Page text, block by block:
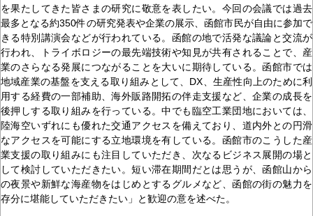
を果たしてきた皆さまの研究に敬意を表したい。今回の会議では過去
最多となる約350件の研究発表や企業の展示、函館市民が自由に参加で
きる特別講演会などが行われている。函館の地で活発な議論と交流が
行われ、トライボロジーの最先端技術や知見が共有されることで、産
業のさらなる発展につながることを大いに期待している。函館市では
地域産業の基盤を支える取り組みとして、DX、生産性向上のために利
用する経費の一部補助、海外販路開拓の伴走支援など、企業の成長を
後押しする取り組みを行っている。中でも臨空工業団地においては、
陸海空いずれにも優れた交通アクセスを備えており、道内外との円滑
なアクセスを可能にする立地環境を有している。函館市のこうした産
業支援の取り組みにも注目していただき、次なるビジネス展開の場と
して検討していただきたい。短い滞在期間だとは思うが、函館山から
の夜景や新鮮な海産物をはじめとするグルメなど、函館の街の魅力を
存分に堪能していただきたい」と歓迎の意を述べた。